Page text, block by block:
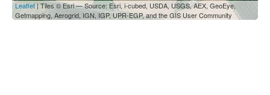
Leaflet| Tiles © Esri — Source: Esri, i-cubed, USDA, USGS, AEX, GeoEye,
Getmapping, Aerogrid, IGN, IGP, UPR-EGP, and the GIS User Community